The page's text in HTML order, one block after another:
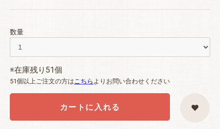
数量
※在庫残り51個
51個以上ご注文の方はこちら よりお問い合わせください
カートに入れる